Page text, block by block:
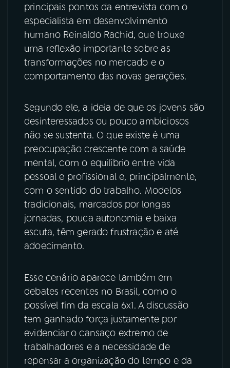
Instagram X
TikTok
principais pontos da entrevista com o
especialista em desenvolvimento
humano Reinaldo Rachid, que trouxe
uma reflexão importante sobre as
transformações no mercado e o
comportamento das novas gerações.
Segundo ele, a ideia de que os jovens são
desinteressados ou pouco ambiciosos
não se sustenta. O que existe é uma
preocupação crescente com a saúde
mental, com o equilíbrio entre vida
pessoal e profissional e, principalmente,
com o sentido do trabalho. Modelos
tradicionais, marcados por longas
jornadas, pouca autonomia e baixa
escuta, têm gerado frustração e até
adoecimento.
Esse cenário aparece também em
debates recentes no Brasil, como o
possível fim da escala 6x1. A discussão
tem ganhado força justamente por
evidenciar o cansaço extremo de
trabalhadores e a necessidade de
repensar a organização do tempo e da